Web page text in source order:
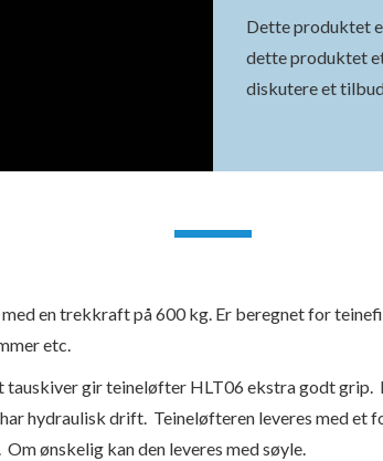
Dette produktet
dette produktet
diskutere et
en trekkraft på 600 kg. Er beregnet for
etc.
tauskiver gir teineløfter HLT06 ekstra godt grip.
hydraulisk drift. Teineløfteren leveres med et
ønskelig kan den leveres med søyle.